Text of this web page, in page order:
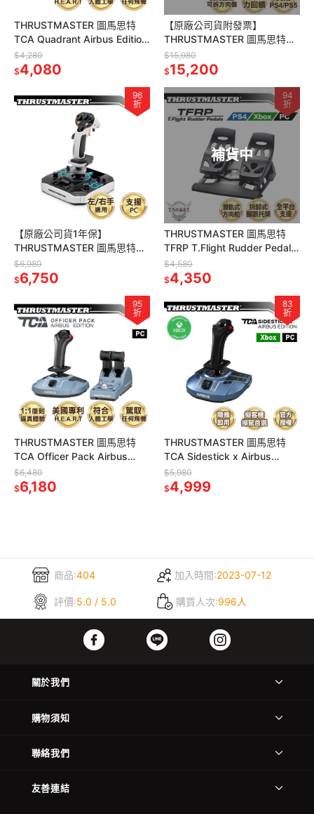
THRUSTMASTER 圖馬思特
TCA Quadrant Airbus Edition
空中巴士 節流閥/油門
$4,280
$4,080
【原廠公司貨附發票】
THRUSTMASTER 圖馬思特
T300 RS GT特仕版 力回饋方
向盤金屬三踏板組
$15,980
$15,200
96
折
【原廠公司貨1年保】
THRUSTMASTER 圖馬思特
Sol-R 1 Flightstick 飛行搖桿
2960920
$6,980
$6,750
補貨中
94
折
THRUSTMASTER 圖馬思特
TFRP T.Flight Rudder Pedals
專業飛行模擬 方向舵踏板
$4,580
$4,350
95
折
THRUSTMASTER 圖馬思特
TCA Officer Pack Airbus
Edition 空中巴士飛行搖桿組
$6,480
$6,180
83
折
THRUSTMASTER 圖馬思特
TCA Sidestick x Airbus
Edition 空中巴士飛行搖桿
$5,980
$4,999
商品:404 加入時間:2023-07-12
評價:5.0 / 5.0 購買人次:996人
關於我們
購物須知
聯絡我們
友善連結